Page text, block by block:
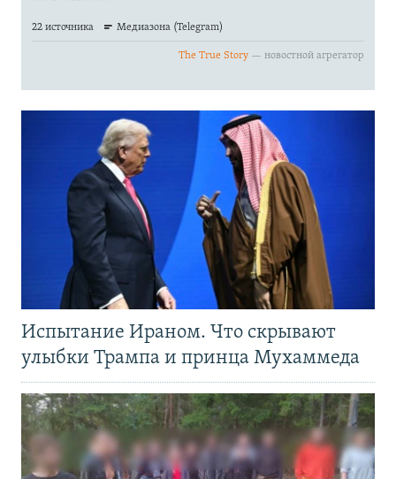
Испытание Ираном. Что скрывают
улыбки Трампа и принца Мухаммеда